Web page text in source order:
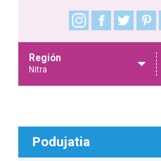
Región
Nitra
Podujatia